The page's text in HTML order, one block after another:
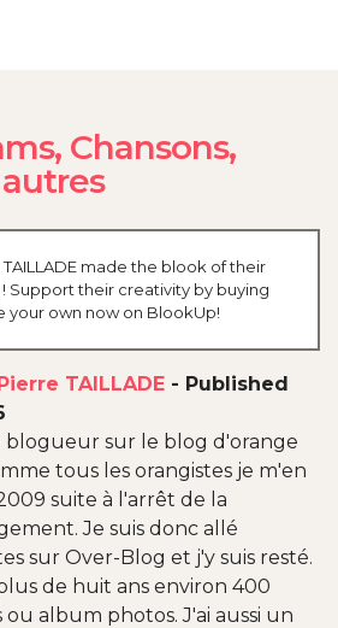
Chansons,
TAILLADE made the blook of their
Support their creativity by buying
own now on BlookUp!
TAILLADE - Published
blogueur sur le blog d'orange
tous les orangistes je m'en
suite à l'arrêt de la
Je suis donc allé
sur Over-Blog et j'y suis resté.
de huit ans environ 400
album photos. J'ai aussi un